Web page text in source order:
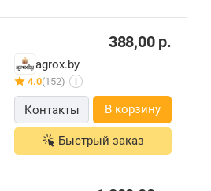
388,00р.
agrox.by
4.0(152) i
Контакты В корзину
Быстрый заказ